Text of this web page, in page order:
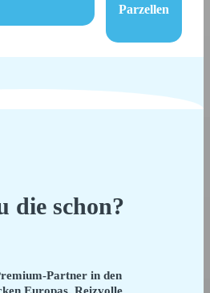
Parzellen
die schon?
Partner in den